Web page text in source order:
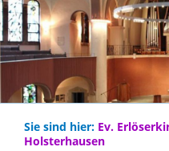
Sie sind hier: Ev.
Holsterhausen